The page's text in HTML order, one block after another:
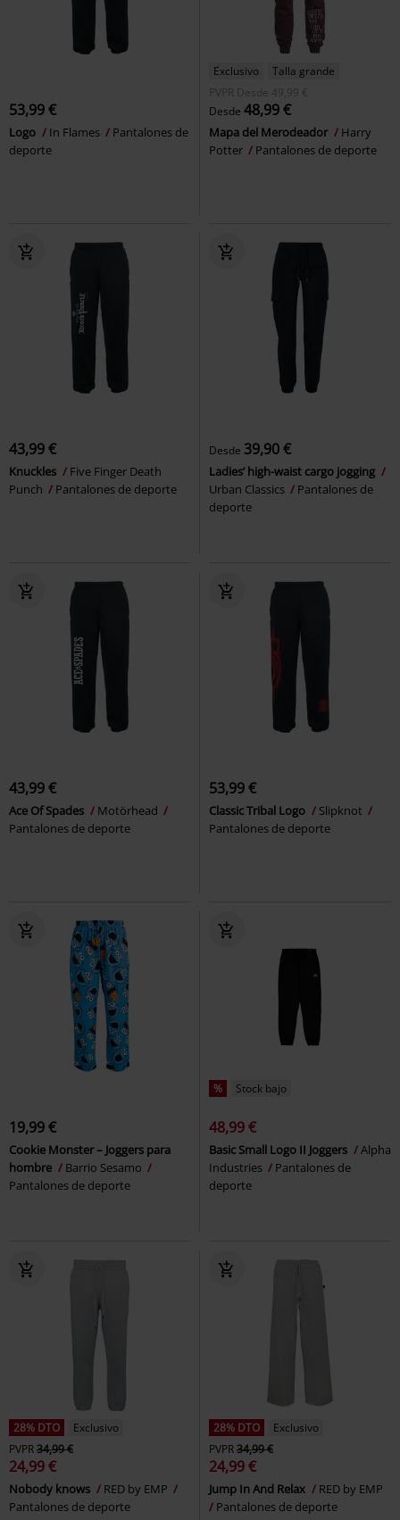
53,99 €
Logo In Flames
Pantalones de
deporte
Exclusivo
Talla grande
PVPR
Desde 49,99 €
Desde 48,99 €
Mapa del Merodeador
Harry
Potter
Pantalones de deporte
43,99 €
Knuckles
Five Finger Death
Punch
Pantalones de deporte
Desde 39,90 €
Ladies’ high-waist cargo jogging
Urban Classics
Pantalones de
deporte
43,99 €
Ace Of Spades
Motörhead
Pantalones de deporte
53,99 €
Classic Tribal Logo
Slipknot
Pantalones de deporte
19,99 €
Cookie Monster – Joggers para
hombre
Barrio Sesamo
Pantalones de deporte
% Stock bajo
48,99 €
Basic Small Logo II Joggers
Alpha
Industries
Pantalones de
deporte
28% DTO
Exclusivo
PVPR34,99 €
24,99 €
Nobody knows
RED by EMP
Pantalones de deporte
28% DTO
Exclusivo
PVPR34,99 €
24,99 €
Jump In And Relax
RED by EMP
Pantalones de deporte